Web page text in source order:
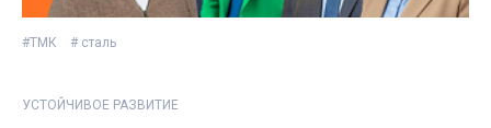
#ТМК # сталь
УСТОЙЧИВОЕ РАЗВИТИЕ